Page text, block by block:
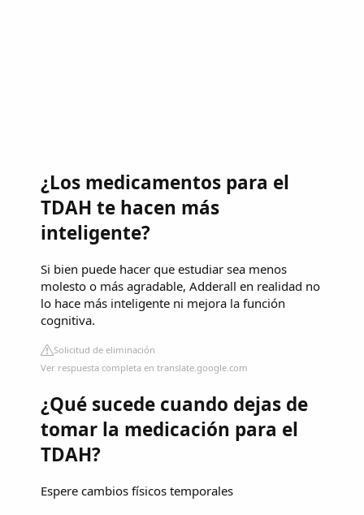
¿Los medicamentos para el
TDAH te hacen más
inteligente?
Si bien puede hacer que estudiar sea menos
molesto o más agradable, Adderall en realidad no
lo hace más inteligente ni mejora la función
cognitiva.
Solicitud de eliminación
Ver respuesta completa en translate.google.com
¿Qué sucede cuando dejas de
tomar la medicación para el
TDAH?
Espere cambios físicos temporales